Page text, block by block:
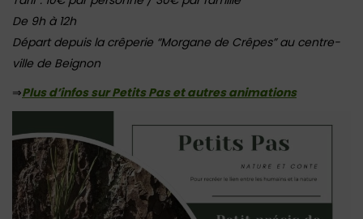
De 9h à 12h
Départ depuis la crêperie “Morgane de Crêpes” au centre-
ville de Beignon
⇒Plus d’infos sur Petits Pas et autres animations